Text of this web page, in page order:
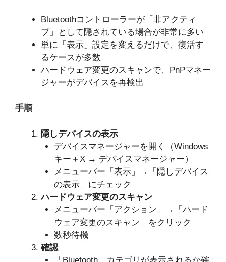
Bluetoothコントローラーが「非アクティ
ブ」として隠されている場合が非常に多い
単に「表示」設定を変えるだけで、復活す
るケースが多数
ハードウェア変更のスキャンで、PnPマネー
ジャーがデバイスを再検出
手順
隠しデバイスの表示
デバイスマネージャーを開く（Windows
キー＋X → デバイスマネージャー）
メニューバー「表示」→「隠しデバイス
の表示」にチェック
ハードウェア変更のスキャン
メニューバー「アクション」→「ハード
ウェア変更のスキャン」をクリック
数秒待機
確認